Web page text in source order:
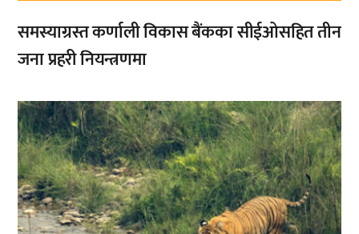
समस्याग्रस्त कर्णाली विकास बैंकका सीईओसहित तीन
जना प्रहरी नियन्त्रणमा
,